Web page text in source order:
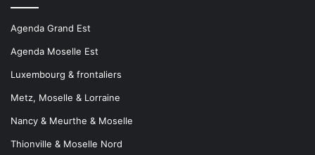
Agenda Grand Est
Agenda Moselle Est
Luxembourg & frontaliers
Metz, Moselle & Lorraine
Nancy & Meurthe & Moselle
Thionville & Moselle Nord